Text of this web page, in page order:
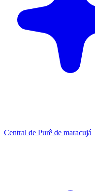
Central de Purê de maracujá